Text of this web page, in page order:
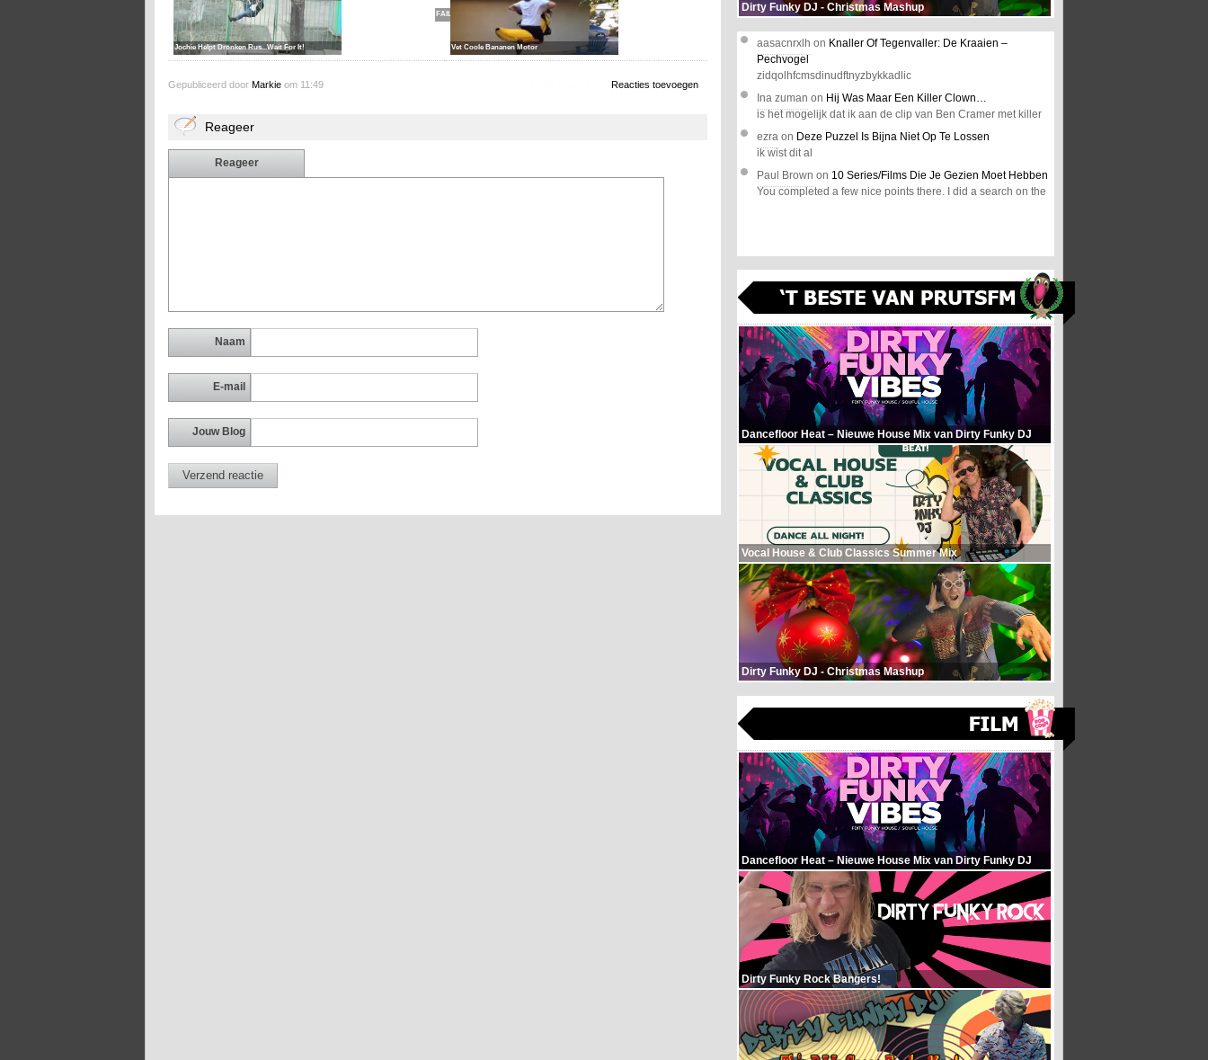
Jochie Helpt Dronken Rus...Wait For It!
FAIL!
Vet Coole Bananen Motor
Gepubliceerd door Markie om 11:49 Reacties toevoegen
Reageer
Reageer
Naam
E-mail
Jouw Blog
Dirty Funky DJ - Christmas Mashup
aasacnrxlh on Knaller Of Tegenvaller: De Kraaien –
Pechvogel
zidqolhfcmsdinudftnyzbykkadlic
Ina zuman on Hij Was Maar Een Killer Clown…
is het mogelijk dat ik aan de clip van Ben Cramer met killer
ezra on Deze Puzzel Is Bijna Niet Op Te Lossen
ik wist dit al
Paul Brown on 10 Series/Films Die Je Gezien Moet Hebben
You completed a few nice points there. I did a search on the
Dancefloor Heat – Nieuwe House Mix van Dirty Funky DJ
Vocal House & Club Classics Summer Mix
Dirty Funky DJ - Christmas Mashup
Dancefloor Heat – Nieuwe House Mix van Dirty Funky DJ
Dirty Funky Rock Bangers!